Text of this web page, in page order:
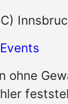
Events
ohne